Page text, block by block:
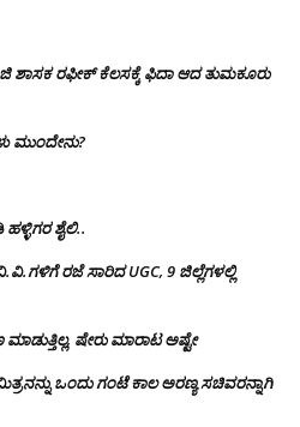
ಶಾಸಕ ರಫೀಕ್ ಕೆಲಸಕ್ಕೆ ಫಿದಾ ಆದ ತುಮಕೂರು
ಮುಂದೇನು?
ಶೈಲಿ..
ರಜೆ ಸಾರಿದ UGC, 9 ಜಿಲ್ಲೆಗಳಲ್ಲಿ
ಷೇರು ಮಾರಾಟ ಅಷ್ಟೇ
ಒಂದು ಗಂಟೆ ಕಾಲ ಅರಣ್ಯ ಸಚಿವರನ್ನಾಗಿ